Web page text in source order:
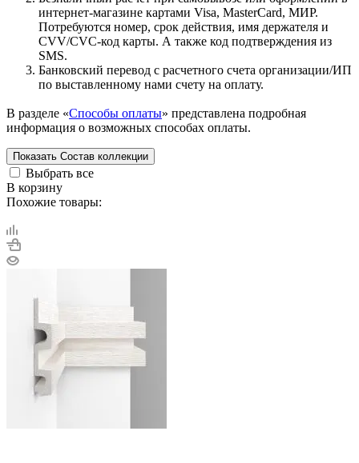
интернет-магазине картами Visa, MasterCard, МИР.
Потребуются номер, срок действия, имя держателя и
CVV/CVC-код карты. А также код подтверждения из
SMS.
Банковский перевод с расчетного счета организации/ИП
по выставленному нами счету на оплату.
В разделе «Способы оплаты» представлена подробная
информация о возможных способах оплаты.
Показать Состав коллекции
Выбрать все
В корзину
Похожие товары: